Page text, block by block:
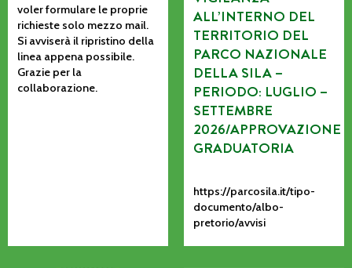
voler formulare le proprie
richieste solo mezzo mail.
Si avviserà il ripristino della
linea appena possibile.
Grazie per la
collaborazione.
ALL’INTERNO DEL
TERRITORIO DEL
PARCO NAZIONALE
DELLA SILA –
PERIODO: LUGLIO –
SETTEMBRE
2026/APPROVAZIONE
GRADUATORIA
https://parcosila.it/tipo-
documento/albo-
pretorio/avvisi